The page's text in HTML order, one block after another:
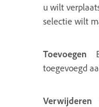
u wilt
selectie wilt
Toevoegen
toegevoegd
Verwijderen